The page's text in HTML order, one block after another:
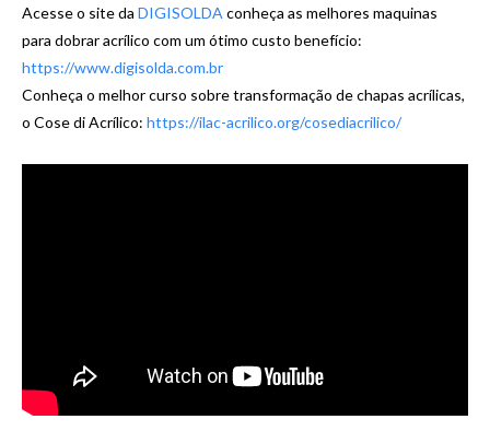
Acesse o site da DIGISOLDA conheça as melhores maquinas
para dobrar acrílico com um ótimo custo benefício:
https://www.digisolda.com.br
Conheça o melhor curso sobre transformação de chapas acrílicas,
o Cose di Acrílico: https://ilac-acrilico.org/cosediacrilico/